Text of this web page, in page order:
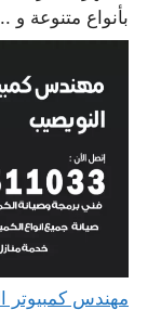
بأنواع متنوعة و